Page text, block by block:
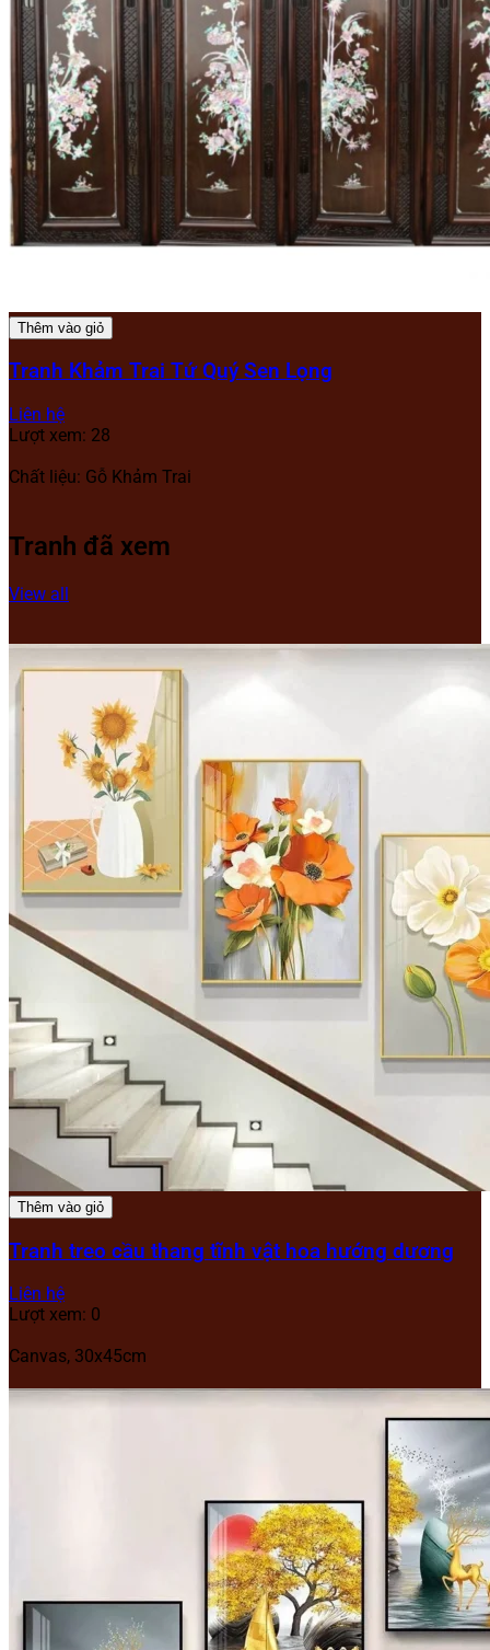
Thêm vào giỏ
Tranh Khảm Trai Tứ Quý Sen Lọng
Liên hệ
Lượt xem: 28
Chất liệu: Gỗ Khảm Trai
Tranh đã xem
View all
Thêm vào giỏ
Tranh treo cầu thang tĩnh vật hoa hướng dương
Liên hệ
Lượt xem: 0
Canvas, 30x45cm